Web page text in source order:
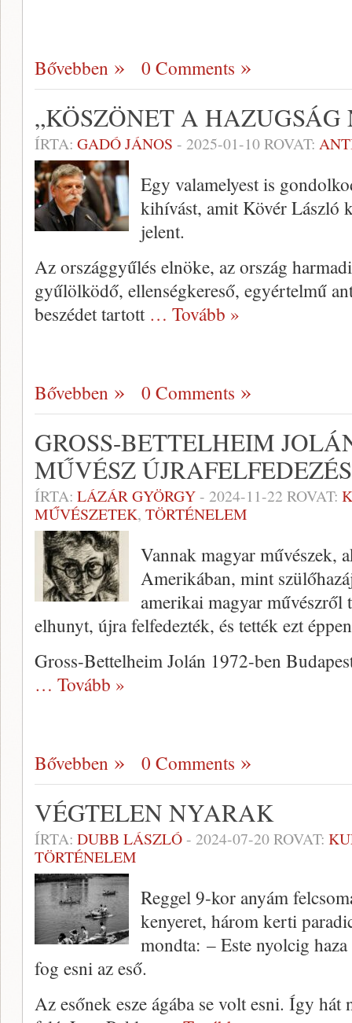
Bővebben 0 Comments
„KÖSZÖNET A HAZUGSÁG
ÍRTA: GADÓ JÁNOS - 2025-01-10ROVAT:
Egy valamelyest is
kihívást, amit Kövér László
jelent.
Az országgyűlés elnöke, az ország
gyűlölködő, ellenségkereső, egyértelmű
beszédet tartott … Tovább »
Bővebben 0 Comments
GROSS-BETTELHEIM
MŰVÉSZ
ÍRTA: LÁZÁR GYÖRGY- 2024-11-22 ROVAT:
MŰVÉSZETEK, TÖRTÉNELEM
Vannak magyar művészek,
Amerikában, mint
amerikai magyar
elhunyt, újra felfedezték, és tették ezt
Gross-Bettelheim Jolán 1972-ben
… Tovább »
Bővebben 0 Comments
VÉGTELEN NYARAK
ÍRTA: DUBB LÁSZLÓ- 2024-07-20ROVAT:
TÖRTÉNELEM
Reggel 9-kor anyám
kenyeret, három kerti
mondta: – Este nyolcig
fog esni az eső.
Az esőnek esze ágába se volt esni. Így